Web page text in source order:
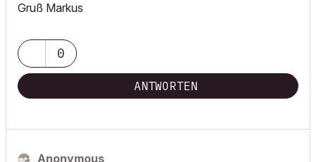
Gruß Markus
0
ANTWORTEN
Anonymous